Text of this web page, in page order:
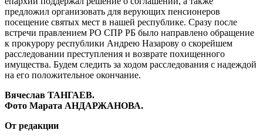
предложил организовать для верующих пенсионеров
посещение святых мест в нашей республике. Сразу после
встречи правлением РО СПР РБ было направлено обращение
к прокурору республики Андрею Назарову о скорейшем
расследовании преступления и возврате похищенного
имущества. Будем следить за ходом расследования с надеждой
на его положительное окончание.
Вячеслав ТАНГАЕВ.
Фото Марата АНДАРЖАНОВА.
От редакции